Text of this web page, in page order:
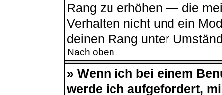
Rang zu erhöhen — die
Verhalten nicht und ein
deinen Rang unter
Nach oben
» Wenn ich bei einem
werde ich aufgefordert,